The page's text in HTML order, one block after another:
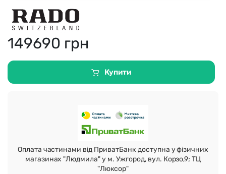
149690 грн
Купити
Оплата частинами від ПриватБанк доступна у фізичних
магазинах "Людмила" у м. Ужгород, вул. Корзо,9; ТЦ
"Люксор"